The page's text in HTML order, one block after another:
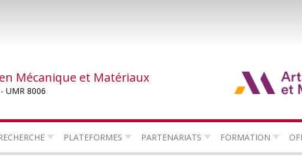
Mécanique et Matériaux
UMR 8006
PLATEFORMES PARTENARIATS FORMATION